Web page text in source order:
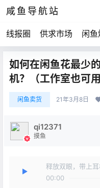
咸鱼导航站
线报圈 供求市场 闲鱼
如何在闲鱼花最少
机？（工作室也可用
闲鱼卖货 21年3月8日
qi12371
摸鱼
释放双眼，带上耳
00:00